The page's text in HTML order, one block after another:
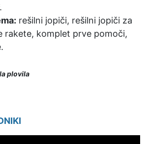
rešilni jopiči, rešilni jopiči za
rakete, komplet prve pomoči,
plovila